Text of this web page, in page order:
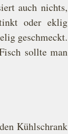
auch nichts,
oder eklig
geschmeckt.
sollte man
Kühlschrank